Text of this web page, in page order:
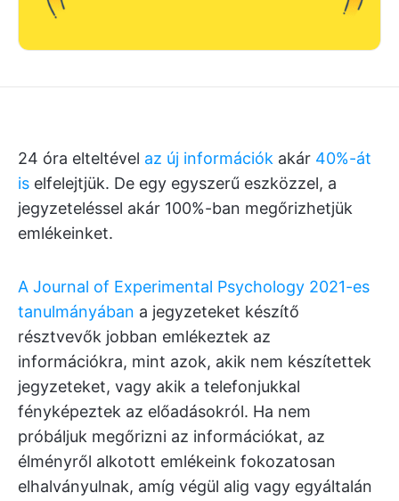
24 óra elteltével az új információk akár 40%-át
is elfelejtjük. De egy egyszerű eszközzel, a
jegyzeteléssel akár 100%-ban megőrizhetjük
emlékeinket.
A Journal of Experimental Psychology 2021-es
tanulmányában a jegyzeteket készítő
résztvevők jobban emlékeztek az
információkra, mint azok, akik nem készítettek
jegyzeteket, vagy akik a telefonjukkal
fényképeztek az előadásokról. Ha nem
próbáljuk megőrizni az információkat, az
élményről alkotott emlékeink fokozatosan
elhalványulnak, amíg végül alig vagy egyáltalán